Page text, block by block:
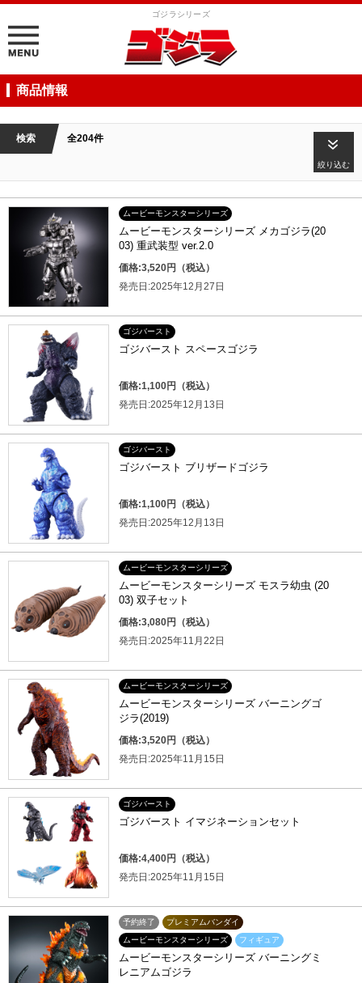
ゴジラシリーズ
商品情報
検索 全204件
絞り込む
ムービーモンスターシリーズ
ムービーモンスターシリーズ メカゴジラ(20
03) 重武装型 ver.2.0
価格:3,520円（税込）
発売日:2025年12月27日
ゴジバースト
ゴジバースト スペースゴジラ
価格:1,100円（税込）
発売日:2025年12月13日
ゴジバースト
ゴジバースト ブリザードゴジラ
価格:1,100円（税込）
発売日:2025年12月13日
ムービーモンスターシリーズ
ムービーモンスターシリーズ モスラ幼虫 (20
03) 双子セット
価格:3,080円（税込）
発売日:2025年11月22日
ムービーモンスターシリーズ
ムービーモンスターシリーズ バーニングゴ
ジラ(2019)
価格:3,520円（税込）
発売日:2025年11月15日
ゴジバースト
ゴジバースト イマジネーションセット
価格:4,400円（税込）
発売日:2025年11月15日
予約終了
プレミアムバンダイ
ムービーモンスターシリーズ
フィギュア
ムービーモンスターシリーズ バーニングミ
レニアムゴジラ